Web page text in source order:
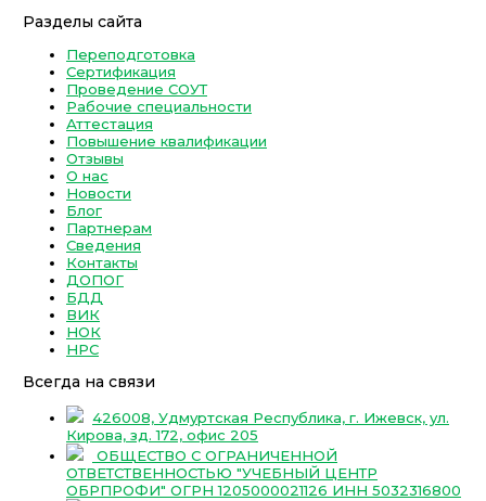
Разделы сайта
Переподготовка
Сертификация
Проведение СОУТ
Рабочие специальности
Аттестация
Повышение квалификации
Отзывы
О нас
Новости
Блог
Партнерам
Сведения
Контакты
ДОПОГ
БДД
ВИК
НОК
НРС
Всегда на связи
426008, Удмуртская Республика, г. Ижевск, ул.
Кирова, зд. 172, офис 205
ОБЩЕСТВО С ОГРАНИЧЕННОЙ
ОТВЕТСТВЕННОСТЬЮ "УЧЕБНЫЙ ЦЕНТР
ОБРПРОФИ" ОГРН 1205000021126 ИНН 5032316800